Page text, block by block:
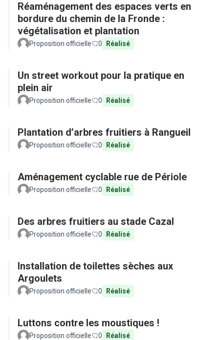
Réaménagement des espaces verts en
bordure du chemin de la Fronde :
végétalisation et plantation
Proposition officielle 0 Réalisé
Un street workout pour la pratique en
plein air
Proposition officielle 0 Réalisé
Plantation d’arbres fruitiers à Rangueil
Proposition officielle 0 Réalisé
Aménagement cyclable rue de Périole
Proposition officielle 0 Réalisé
Des arbres fruitiers au stade Cazal
Proposition officielle 0 Réalisé
Installation de toilettes sèches aux
Argoulets
Proposition officielle 0 Réalisé
Luttons contre les moustiques !
Proposition officielle 0 Réalisé